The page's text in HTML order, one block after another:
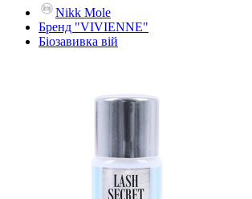
Nikk Mole
Бренд "VIVIENNE"
Біозавивка вій